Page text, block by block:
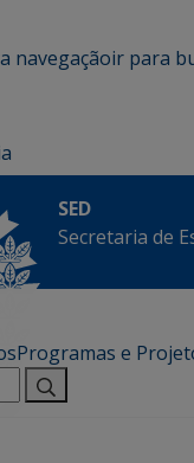
navegaçãoir para
SED
Secretaria de
Programas e